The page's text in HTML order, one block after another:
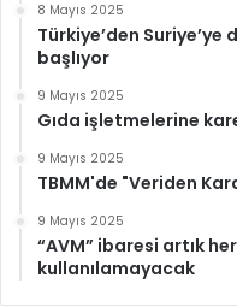
8 Mayıs 2025
Türkiye’den
başlıyor
9 Mayıs 2025
Gıda işletmelerine
9 Mayıs 2025
TBMM'de "Veriden
9 Mayıs 2025
“AVM” ibaresi artık
kullanılamayacak